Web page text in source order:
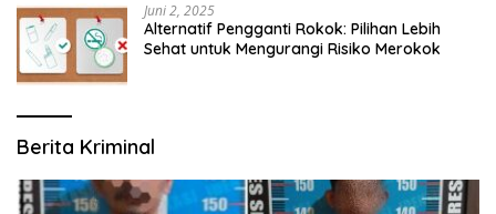
Juni 2, 2025
Alternatif Pengganti Rokok: Pilihan Lebih
Sehat untuk Mengurangi Risiko Merokok
Berita Kriminal